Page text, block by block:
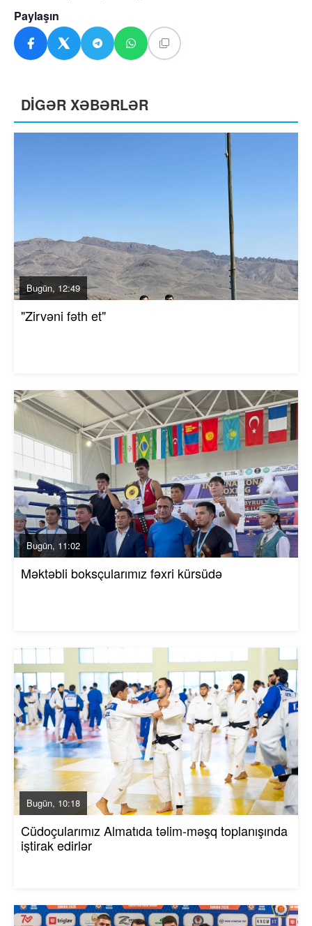
Paylaşın
DİGƏR XƏBƏRLƏR
Bugün, 12:49
"Zirvəni fəth et"
Bugün, 11:02
Məktəbli boksçularımız fəxri kürsüdə
Bugün, 10:18
Cüdoçularımız Almatıda təlim-məşq toplanışında
iştirak edirlər